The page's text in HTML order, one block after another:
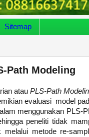
Sitemap
Path Modeling
atau PLS-Path
evaluasi model
menggunakan
peneliti tidak
melalui metode re-